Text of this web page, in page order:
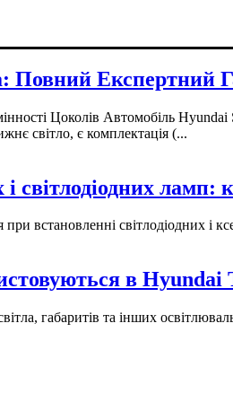
Повний Експертний
Цоколів Автомобіль
світло, є комплектація (...
світлодіодних ламп:
при встановленні світлодіодних і
в Hyundai
габаритів та інших